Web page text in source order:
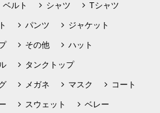
ベルト シャツ Tシャツ
パンツ ジャケット
その他 ハット
タンクトップ
メガネ マスク コート
スウェット ベレー